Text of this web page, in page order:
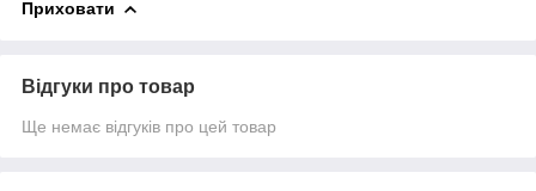
Приховати
Відгуки про товар
Ще немає відгуків про цей товар